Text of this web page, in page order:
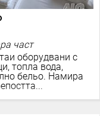
част
оборудвани с
топла вода,
бельо. Намира